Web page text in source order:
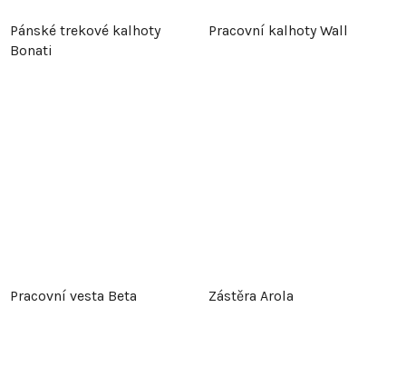
Pánské trekové kalhoty
Bonati
Pracovní kalhoty Wall
Pracovní vesta Beta Zástěra Arola